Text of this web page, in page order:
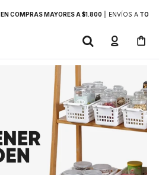
EN COMPRAS MAYORES A $1.800 | ENVÍOS ATODO